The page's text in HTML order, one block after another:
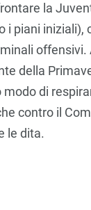
la
i piani iniziali),
offensivi.
della
di
contro il
le dita.